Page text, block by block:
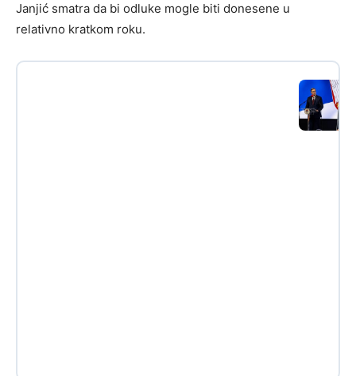
Janjić smatra da bi odluke mogle biti donesene u
relativno kratkom roku.